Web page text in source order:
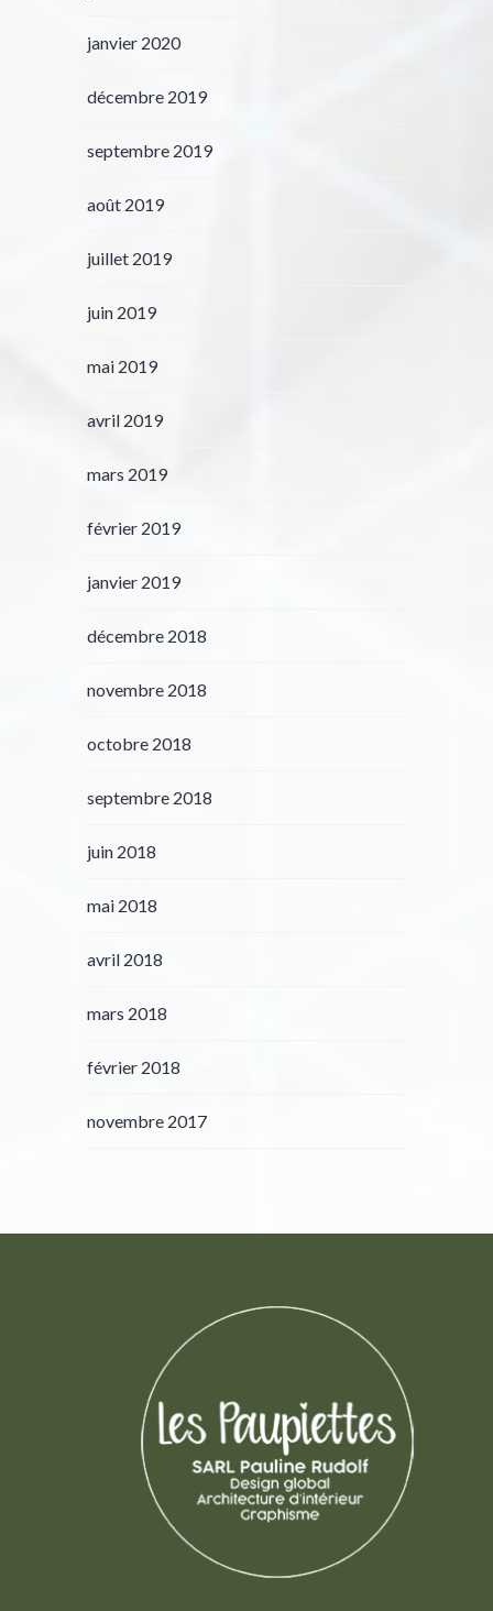
janvier 2020
décembre 2019
septembre 2019
août 2019
juillet 2019
juin 2019
mai 2019
avril 2019
mars 2019
février 2019
janvier 2019
décembre 2018
novembre 2018
octobre 2018
septembre 2018
juin 2018
mai 2018
avril 2018
mars 2018
février 2018
novembre 2017